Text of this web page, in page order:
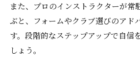
また、プロのインストラクターが常
ぶと、フォームやクラブ選びのアド
す。段階的なステップアップで自信
しょう。